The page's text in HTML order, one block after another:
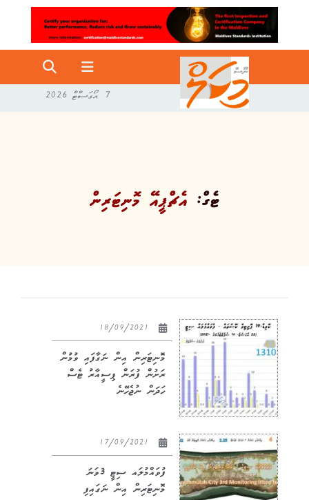
7 އޯގަސްޓް 2026
ޓެގް: އެޗްޕީއޭ މޮނިޓަރިން
މޮނިޓަރިން އިން ނަގާފައި ވުމުން
ރަށުން ފުރަން ޕިސީއާރު ޓެސް
ހަދަން ނުޖެހޭނެ
ފުވައްމުލައ ސިޓީ 3ވަނަ
މޮނިޓަރިން އިން ނަގައިފި